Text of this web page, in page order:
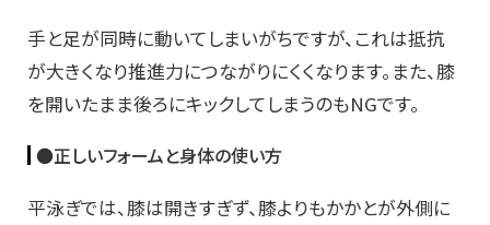
手と足が同時に動いてしまいがちですが、これは抵抗
が大きくなり推進力につながりにくくなります。また、膝
を開いたまま後ろにキックしてしまうのもNGです。
●正しいフォームと身体の使い方
平泳ぎでは、膝は開きすぎず、膝よりもかかとが外側に